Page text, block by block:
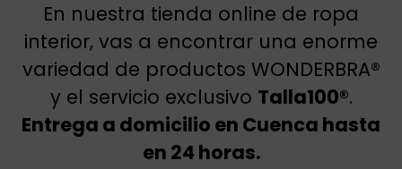
En nuestra tienda online de ropa
interior, vas a encontrar una enorme
variedad de productos WONDERBRA®
y el servicio exclusivo Talla100®.
Entrega a domicilio en Cuenca hasta
en 24 horas.